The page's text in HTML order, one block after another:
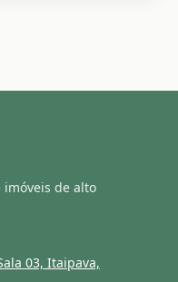
de alto
03, Itaipava,